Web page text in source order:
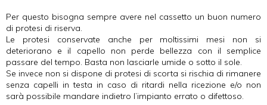
Per questo bisogna sempre avere nel cassetto un buon numero
di protesi di riserva.
Le protesi conservate anche per moltissimi mesi non si
deteriorano e il capello non perde bellezza con il semplice
passare del tempo. Basta non lasciarle umide o sotto il sole.
Se invece non si dispone di protesi di scorta si rischia di rimanere
senza capelli in testa in caso di ritardi nella ricezione e/o non
sarà possibile mandare indietro l’impianto errato o difettoso.